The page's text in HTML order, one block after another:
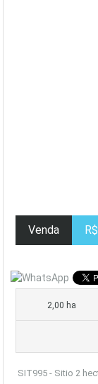
Venda
2,00 ha
SIT995 - Sitio 2